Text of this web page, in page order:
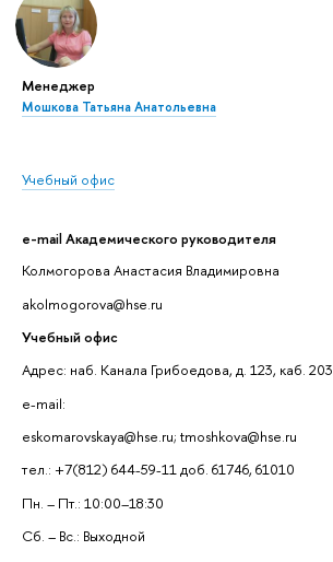
Менеджер
Мошкова Татьяна Анатольевна
Учебный офис
e-mail Академического руководителя
Колмогорова Анастасия Владимировна
akolmogorova@hse.ru
Учебный офис
Адрес: наб. Канала Грибоедова, д. 123, каб. 203
e-mail:
eskomarovskaya@hse.ru; tmoshkova@hse.ru
тел.: +7(812) 644-59-11 доб. 61746, 61010
Пн. – Пт.: 10:00–18:30
Сб. – Вс.: Выходной